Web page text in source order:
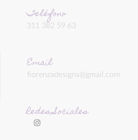
Teléfono
311 382 59 63
Email
fiorenzadesigns@gmail.com
Redes Sociales